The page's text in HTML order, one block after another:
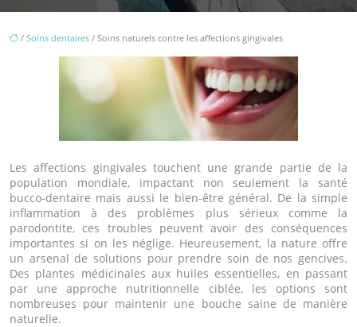
/ Soins dentaires / Soins naturels contre les affections gingivales
Les affections gingivales touchent une grande partie de la
population mondiale, impactant non seulement la santé
bucco-dentaire mais aussi le bien-être général. De la simple
inflammation à des problèmes plus sérieux comme la
parodontite, ces troubles peuvent avoir des conséquences
importantes si on les néglige. Heureusement, la nature offre
un arsenal de solutions pour prendre soin de nos gencives.
Des plantes médicinales aux huiles essentielles, en passant
par une approche nutritionnelle ciblée, les options sont
nombreuses pour maintenir une bouche saine de manière
naturelle.